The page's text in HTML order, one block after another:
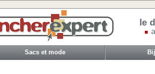
le
Sacs et mode